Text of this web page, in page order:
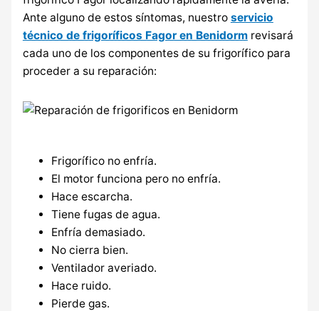
Ante alguno de estos síntomas, nuestro servicio
técnico de frigoríficos Fagor en Benidormrevisará
cada uno de los componentes de su frigorífico para
proceder a su reparación:
Frigorífico no enfría.
El motor funciona pero no enfría.
Hace escarcha.
Tiene fugas de agua.
Enfría demasiado.
No cierra bien.
Ventilador averiado.
Hace ruido.
Pierde gas.